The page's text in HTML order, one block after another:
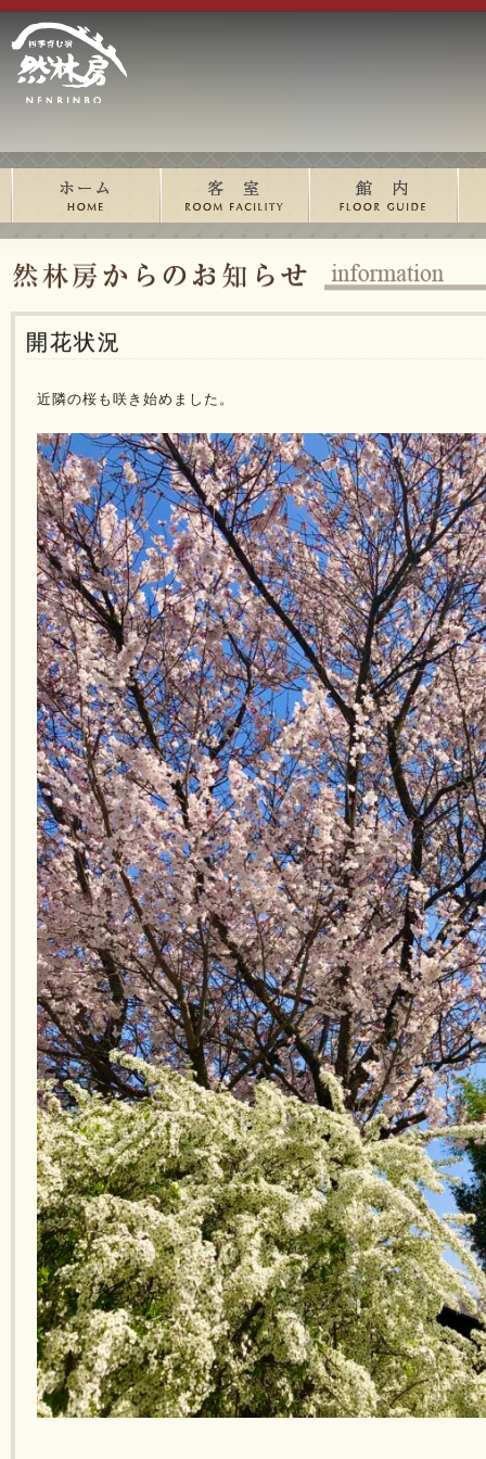
開花状況
近隣の桜も咲き始めました。